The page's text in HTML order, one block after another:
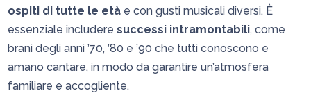
ospiti di tutte le età e con gusti musicali diversi. È
essenziale includeresuccessi intramontabili, come
brani degli anni ’70, ’80 e ’90 che tutti conoscono e
amano cantare, in modo da garantire un’atmosfera
familiare e accogliente.